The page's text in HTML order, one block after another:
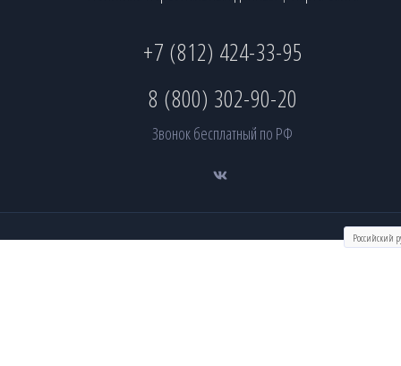
+7 (812) 424-33-95
8 (800) 302-90-20
Звонок бесплатный по РФ